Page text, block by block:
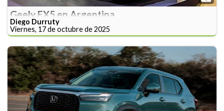
Geely EX5 en Argentina
Diego Durruty
Viernes, 17 de octubre de 2025